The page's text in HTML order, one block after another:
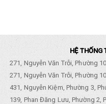
HỆ THỐNG
271, Nguyễn Văn Trỗi, Phường
271, Nguyễn Văn Trỗi, Phường
431, Nguyễn Kiệm, Phường 3,
139, Phan Đăng Lưu, Phường 2,